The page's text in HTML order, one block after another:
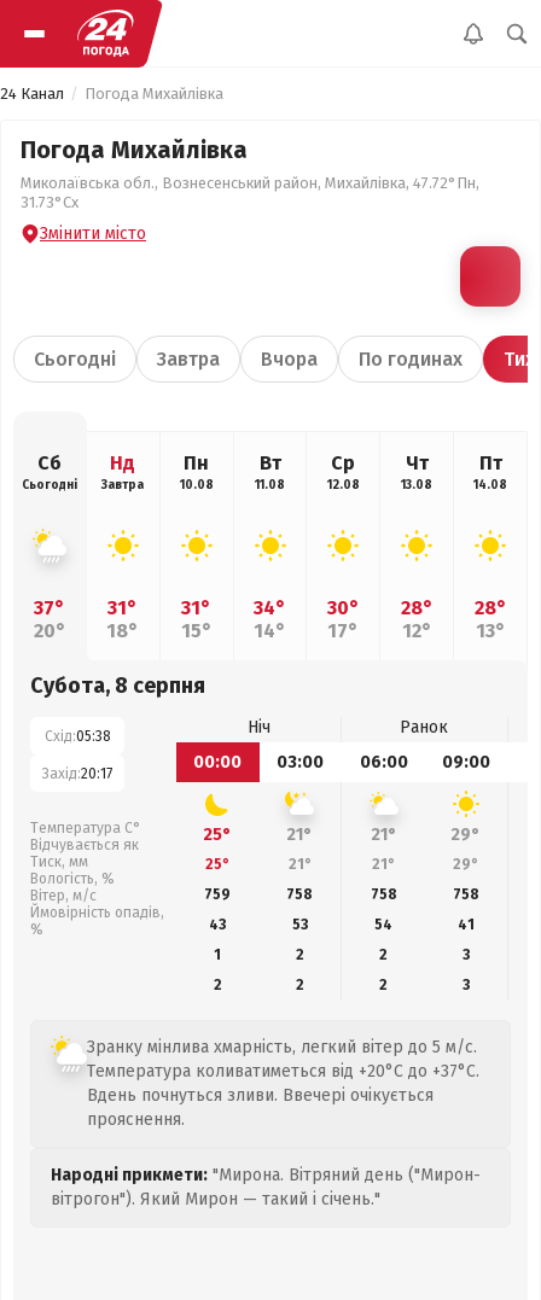
24 Канал Погода Михайлівка
Погода Михайлівка
Миколаївська обл., Вознесенський район, Михайлівка, 47.72°Пн,
31.73°Сх
Змінити місто
Сьогодні Завтра Вчора По годинах
Сб
Сьогодні
37°
20°
Нд
Завтра
31°
18°
Пн
10.08
31°
15°
Вт
11.08
34°
14°
Ср
12.08
30°
17°
Чт
13.08
28°
12°
Пт
14.08
28°
13°
Субота, 8 серпня
Схід:05:38
Захід:20:17
Температура С°
Відчувається як
Тиск, мм
Вологість, %
Вітер, м/с
Ймовірність опадів,
%
Ніч
Ранок
00:00
03:00 06:00 09:00
25° 21° 21° 29°
25° 21° 21° 29°
759
758 758 758
43
53 54 41
1
2 2
3
2
2 2 3
Зранку мінлива хмарність, легкий вітер до 5 м/с.
Температура коливатиметься від +20°C до +37°C.
Вдень почнуться зливи. Ввечері очікується
прояснення.
Народні прикмети: "Мирона. Вітряний день ("Мирон-
вітрогон"). Який Мирон — такий і січень."